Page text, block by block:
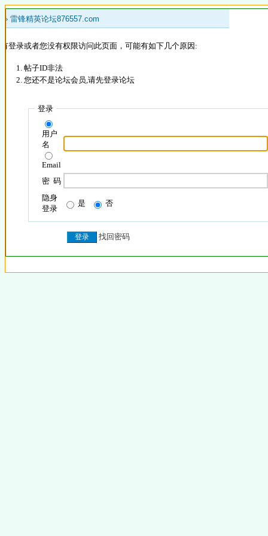
» 雷锋精英论坛876557.com
登录或者您没有权限访问此页面，可能有如下几个原因:
帖子ID非法
您还不是论坛会员,请先登录论坛
登录
用户
名
Email
密 码
隐身
登录
是 否
找回密码